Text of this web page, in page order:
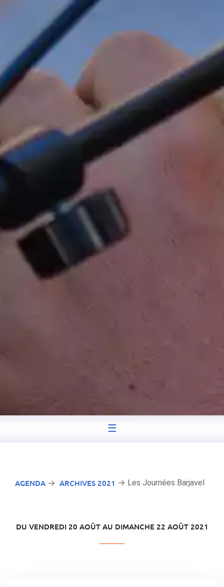
☰
AGENDA → ARCHIVES 2021 → Les Journées Barjavel
DU VENDREDI 20 AOÛT AU DIMANCHE 22 AOÛT 2021